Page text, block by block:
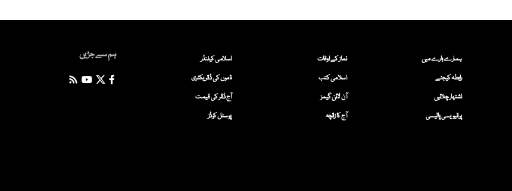
ہمارے بارے میں
رابطہ کیجئے
اشتہار چلائیں
پرائیویسی پالیسی
نماز کے اوقات
اسلامی کتب
آن لائن گیمز
آج کا زائچہ
اسلامی کیلنڈر
ناموں کی ڈائریکٹری
آج ڈالر کی قیمت
پوسٹل کوڈز
ہم سے جڑیں